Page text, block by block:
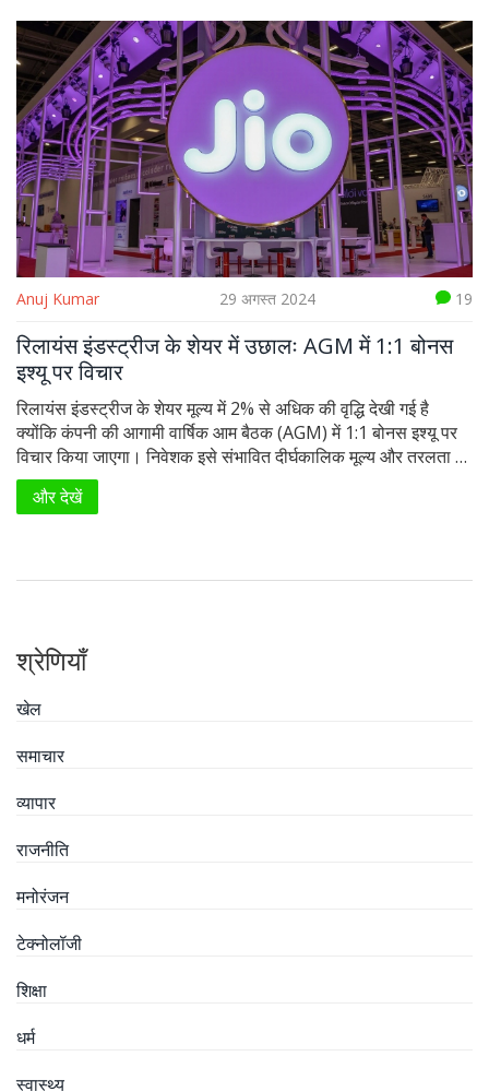
Anuj Kumar 29 अगस्त 2024 19
रिलायंस इंडस्ट्रीज के शेयर में उछालः AGM में 1:1 बोनस
इश्यू पर विचार
रिलायंस इंडस्ट्रीज के शेयर मूल्य में 2% से अधिक की वृद्धि देखी गई है
क्योंकि कंपनी की आगामी वार्षिक आम बैठक (AGM) में 1:1 बोनस इश्यू पर
विचार किया जाएगा। निवेशक इसे संभावित दीर्घकालिक मूल्य और तरलता में
वृद्धि के रूप में देख रहे हैं।
और देखें
श्रेणियाँ
खेल
समाचार
व्यापार
राजनीति
मनोरंजन
टेक्नोलॉजी
शिक्षा
धर्म
स्वास्थ्य